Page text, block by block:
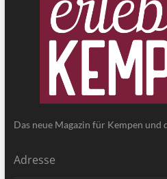
Das neue Magazin für Kempen und
Adresse